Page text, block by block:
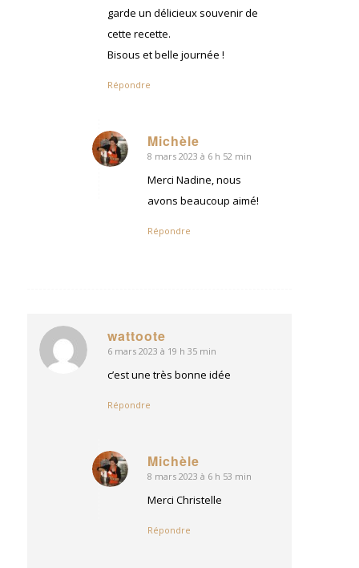
garde un délicieux souvenir de
cette recette.
Bisous et belle journée !
Répondre
Michèle
dit
8 mars 2023 à 6 h 52 min
Merci Nadine, nous
avons beaucoup aimé!
Répondre
wattoote
dit
:
6 mars 2023 à 19 h 35 min
c’est une très bonne idée
Répondre
Michèle
dit
8 mars 2023 à 6 h 53 min
Merci Christelle
Répondre